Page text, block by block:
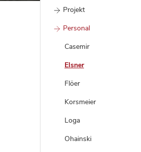
Projekt
Personal
Casemir
Elsner
Flöer
Korsmeier
Loga
Ohainski